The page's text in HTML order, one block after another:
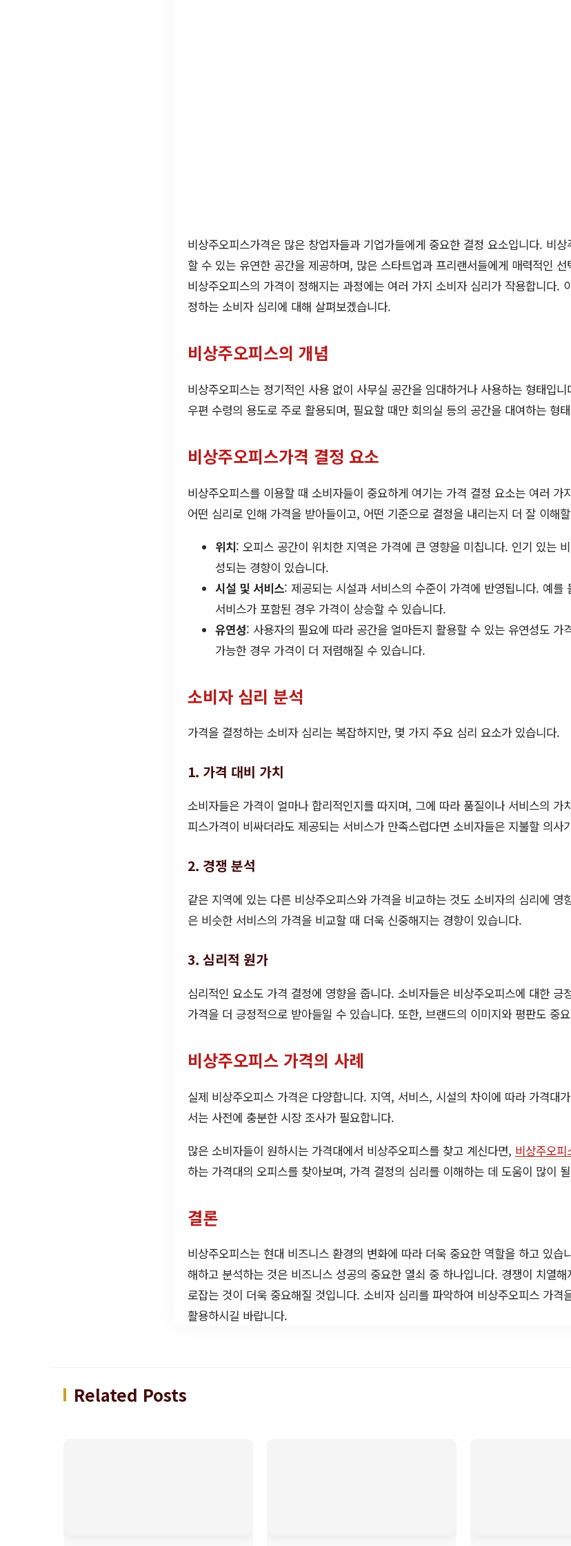
비상주오피스가격은 많은 창업자들과 기업가들에게 중요한 결정 요소입니다. 비
할 수 있는 유연한 공간을 제공하며, 많은 스타트업과 프리랜서들에게 매력적인
비상주오피스의 가격이 정해지는 과정에는 여러 가지 소비자 심리가 작용합니다.
정하는 소비자 심리에 대해 살펴보겠습니다.
비상주오피스의 개념
비상주오피스는 정기적인 사용 없이 사무실 공간을 임대하거나 사용하는 형태입
우편 수령의 용도로 주로 활용되며, 필요할 때만 회의실 등의 공간을 대여하는 형
비상주오피스가격 결정 요소
비상주오피스를 이용할 때 소비자들이 중요하게 여기는 가격 결정 요소는 여러 가
어떤 심리로 인해 가격을 받아들이고, 어떤 기준으로 결정을 내리는지 더 잘 이해
위치: 오피스 공간이 위치한 지역은 가격에 큰 영향을 미칩니다. 인기 있는
성되는 경향이 있습니다.
시설 및 서비스: 제공되는 시설과 서비스의 수준이 가격에 반영됩니다. 예를
서비스가 포함된 경우 가격이 상승할 수 있습니다.
유연성: 사용자의 필요에 따라 공간을 얼마든지 활용할 수 있는 유연성도 가
가능한 경우 가격이 더 저렴해질 수 있습니다.
소비자 심리 분석
가격을 결정하는 소비자 심리는 복잡하지만, 몇 가지 주요 심리 요소가 있습니다.
1. 가격 대비 가치
소비자들은 가격이 얼마나 합리적인지를 따지며, 그에 따라 품질이나 서비스의 가
피스가격이 비싸더라도 제공되는 서비스가 만족스럽다면 소비자들은 지불할 의사
2. 경쟁 분석
같은 지역에 있는 다른 비상주오피스와 가격을 비교하는 것도 소비자의 심리에 영
은 비슷한 서비스의 가격을 비교할 때 더욱 신중해지는 경향이 있습니다.
3. 심리적 원가
심리적인 요소도 가격 결정에 영향을 줍니다. 소비자들은 비상주오피스에 대한 긍
가격을 더 긍정적으로 받아들일 수 있습니다. 또한, 브랜드의 이미지와 평판도 중
비상주오피스 가격의 사례
실제 비상주오피스 가격은 다양합니다. 지역, 서비스, 시설의 차이에 따라 가격대
서는 사전에 충분한 시장 조사가 필요합니다.
많은 소비자들이 원하시는 가격대에서 비상주오피스를 찾고 계신다면, 비상주오피
하는 가격대의 오피스를 찾아보며, 가격 결정의 심리를 이해하는 데 도움이 많이
결론
비상주오피스는 현대 비즈니스 환경의 변화에 따라 더욱 중요한 역할을 하고 있습
해하고 분석하는 것은 비즈니스 성공의 중요한 열쇠 중 하나입니다. 경쟁이 치열
로잡는 것이 더욱 중요해질 것입니다. 소비자 심리를 파악하여 비상주오피스 가격
활용하시길 바랍니다.
Related Posts